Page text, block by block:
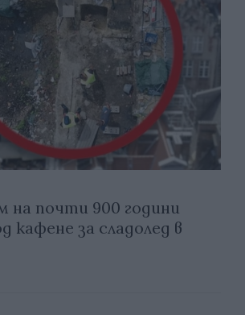
на почти 900 години
кафене за сладолед в